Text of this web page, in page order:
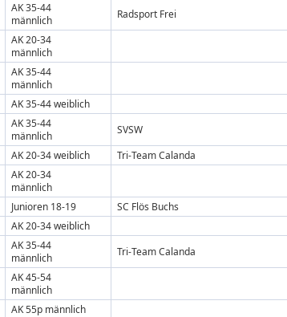
AK 35-44
männlich
Radsport Frei
AK 20-34
männlich
AK 35-44
männlich
AK 35-44 weiblich
AK 35-44
männlich
SVSW
AK 20-34 weiblich Tri-Team Calanda
AK 20-34
männlich
Junioren 18-19 SC Flös Buchs
AK 20-34 weiblich
AK 35-44
männlich
Tri-Team Calanda
AK 45-54
männlich
AK 55p männlich